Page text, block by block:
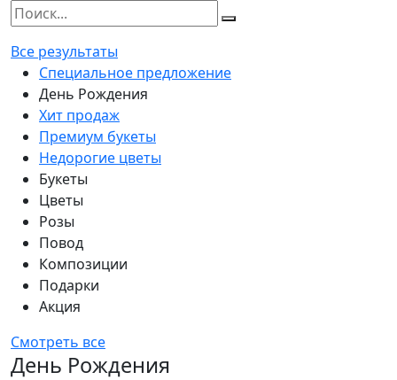
Все результаты
Специальное предложение
День Рождения
Хит продаж
Премиум букеты
Недорогие цветы
Букеты
Цветы
Розы
Повод
Композиции
Подарки
Акция
Смотреть все
День Рождения